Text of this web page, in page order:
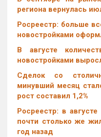
региона вернулась
Росреестр: больше
новостройками
В августе
новостройками
Cделок со
минувший месяц
рост составил 1,2%
Росреестр: в
почти столько же
год назад